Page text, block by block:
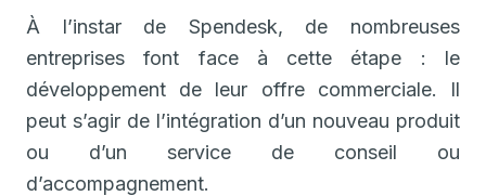
À l’instar de Spendesk, de nombreuses
entreprises font face à cette étape : le
développement de leur offre commerciale. Il
peut s’agir de l’intégration d’un nouveau produit
ou d’un service de conseil ou
d’accompagnement.